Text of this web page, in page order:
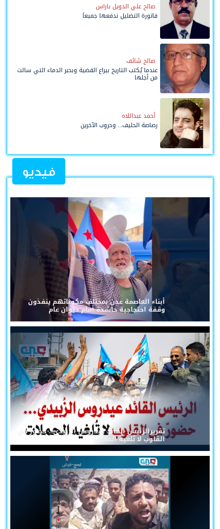
صالح علي الدويل باراس
فاتورة التضليل ندفعها جميعاً
صالح شائف
عندما يُكتب التاريخ بيراع القضية وبحبر الدماء التي سالت
من أجلها
أحمد عبداللاه
رصاصة الحليف... وحروب الآخرين
فيديو
أبناء العاصمة عدن بمختلف مكوناتهم ينفذون
وقفة احتجاجية حاشدة أمام ديوان عام
تقريرالرئيس القائد عيدروس الزُبيدي... حضورٌ في
القلوب لا تُلغيه الحملات